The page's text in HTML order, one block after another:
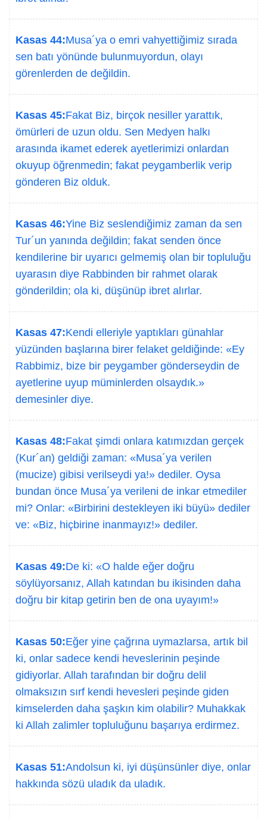
Kasas 44:Musa´ya o emri vahyettiğimiz sırada
sen batı yönünde bulunmuyordun, olayı
görenlerden de değildin.
Kasas 45:Fakat Biz, birçok nesiller yarattık,
ömürleri de uzun oldu. Sen Medyen halkı
arasında ikamet ederek ayetlerimizi onlardan
okuyup öğrenmedin; fakat peygamberlik verip
gönderen Biz olduk.
Kasas 46:Yine Biz seslendiğimiz zaman da sen
Tur´un yanında değildin; fakat senden önce
kendilerine bir uyarıcı gelmemiş olan bir topluluğu
uyarasın diye Rabbinden bir rahmet olarak
gönderildin; ola ki, düşünüp ibret alırlar.
Kasas 47:Kendi elleriyle yaptıkları günahlar
yüzünden başlarına birer felaket geldiğinde: «Ey
Rabbimiz, bize bir peygamber gönderseydin de
ayetlerine uyup müminlerden olsaydık.»
demesinler diye.
Kasas 48:Fakat şimdi onlara katımızdan gerçek
(Kur´an) geldiği zaman: «Musa´ya verilen
(mucize) gibisi verilseydi ya!» dediler. Oysa
bundan önce Musa´ya verileni de inkar etmediler
mi? Onlar: «Birbirini destekleyen iki büyü» dediler
ve: «Biz, hiçbirine inanmayız!» dediler.
Kasas 49:De ki: «O halde eğer doğru
söylüyorsanız, Allah katından bu ikisinden daha
doğru bir kitap getirin ben de ona uyayım!»
Kasas 50:Eğer yine çağrına uymazlarsa, artık bil
ki, onlar sadece kendi heveslerinin peşinde
gidiyorlar. Allah tarafından bir doğru delil
olmaksızın sırf kendi hevesleri peşinde giden
kimselerden daha şaşkın kim olabilir? Muhakkak
ki Allah zalimler topluluğunu başarıya erdirmez.
Kasas 51:Andolsun ki, iyi düşünsünler diye, onlar
hakkında sözü uladık da uladık.